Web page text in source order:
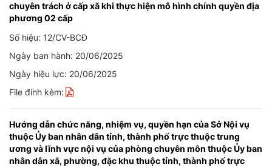
chuyên trách ở cấp xã khi thực hiện mô hình chính quyền địa
phương 02 cấp
Số hiệu: 12/CV-BCĐ
Ngày ban hành: 20/06/2025
Ngày hiệu lực: 20/06/2025
File đính kèm:
Hướng dẫn chức năng, nhiệm vụ, quyền hạn của Sở Nội vụ
thuộc Ủy ban nhân dân tỉnh, thành phố trực thuộc trung
ương và lĩnh vực nội vụ của phòng chuyên môn thuộc Ủy ban
nhân dân xã, phường, đặc khu thuộc tỉnh, thành phố trực